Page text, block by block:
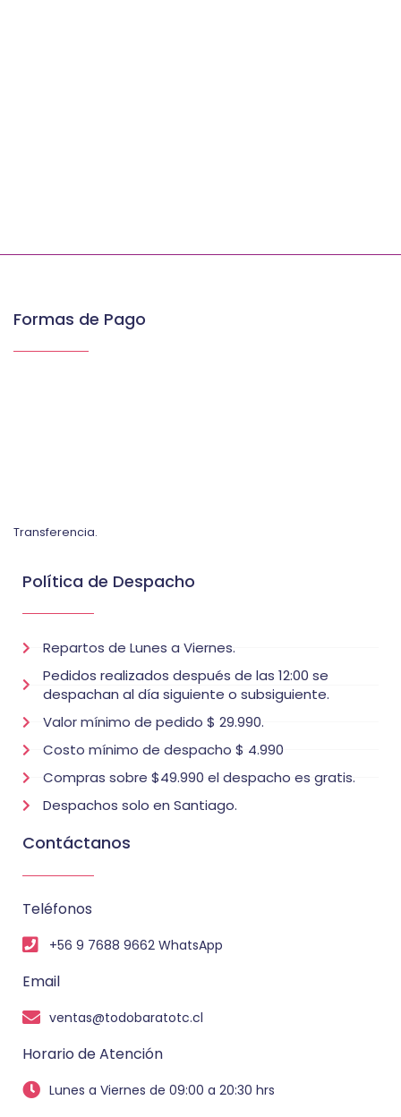
Formas de Pago
Transferencia.
Política de Despacho
Repartos de Lunes a Viernes.
Pedidos realizados después de las 12:00 se
despachan al día siguiente o subsiguiente.
Valor mínimo de pedido $ 29.990.
Costo mínimo de despacho $ 4.990
Compras sobre $49.990 el despacho es gratis.
Despachos solo en Santiago.
Contáctanos
Teléfonos
+56 9 7688 9662 WhatsApp
Email
ventas@todobaratotc.cl
Horario de Atención
Lunes a Viernes de 09:00 a 20:30 hrs